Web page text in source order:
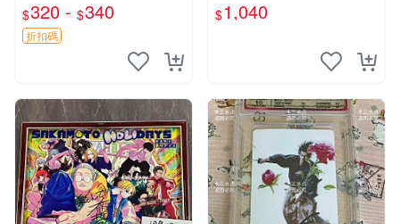
8mm馬口鐵質吧唧徽章，有
原袋可對光確認。國谷正品保
障，適合收藏。 中原中也 浮
$320 - $340
折扣碼
簽名 命運之戀 親簽照 愛的告
白
$1,040